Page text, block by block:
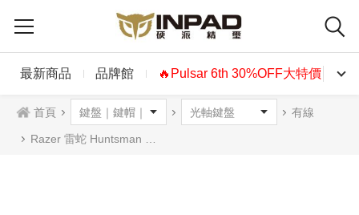
最新商品 品牌館 🔥Pulsar 6th 30%OFF大特價🔥
首頁 有線
Razer 雷蛇 Huntsman V3 TKL 8K 80%獵魂光蛛 光軸機械式鍵盤 英文